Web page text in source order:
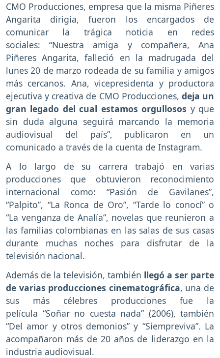
CMO Producciones, empresa que la misma Piñeres
Angarita dirigía, fueron los encargados de
comunicar la trágica noticia en redes
sociales: “Nuestra amiga y compañera, Ana
Piñeres Angarita, falleció en la madrugada del
lunes 20 de marzo rodeada de su familia y amigos
más cercanos. Ana, vicepresidenta y productora
ejecutiva y creativa de CMO Producciones, deja un
gran legado del cual estamos orgullosos y que
sin duda alguna seguirá marcando la memoria
audiovisual del país”, publicaron en un
comunicado a través de la cuenta de Instagram.
A lo largo de su carrera trabajó en varias
producciones que obtuvieron reconocimiento
internacional como: “Pasión de Gavilanes”,
“Palpito”, “La Ronca de Oro”, “Tarde lo conocí” o
“La venganza de Analía”, novelas que reunieron a
las familias colombianas en las salas de sus casas
durante muchas noches para disfrutar de la
televisión nacional.
Además de la televisión, también llegó a ser parte
de varias producciones cinematográfica, una de
sus más célebres producciones fue la
película “Soñar no cuesta nada” (2006), también
“Del amor y otros demonios” y “Siempreviva”. La
acompañaron más de 20 años de liderazgo en la
industria audiovisual.